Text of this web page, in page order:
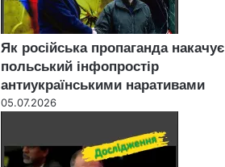
Як російська пропаганда накачує
польський інфопростір
антиукраїнськими наративами
05.07.2026